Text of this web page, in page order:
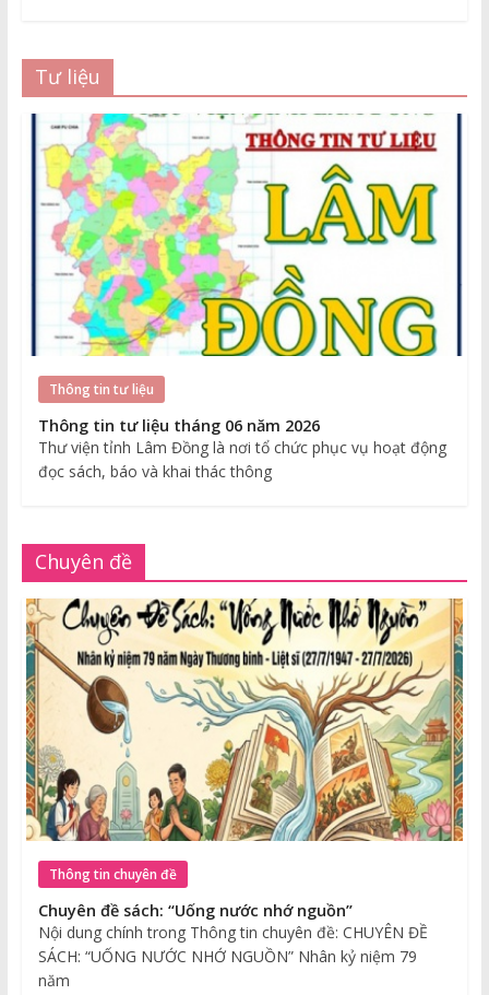
Tư liệu
Thông tin tư liệu
Thông tin tư liệu tháng 06 năm 2026
Thư viện tỉnh Lâm Đồng là nơi tổ chức phục vụ hoạt động
đọc sách, báo và khai thác thông
Chuyên đề
Thông tin chuyên đề
Chuyên đề sách: “Uống nước nhớ nguồn”
Nội dung chính trong Thông tin chuyên đề: CHUYÊN ĐỀ
SÁCH: “UỐNG NƯỚC NHỚ NGUỒN” Nhân kỷ niệm 79
năm